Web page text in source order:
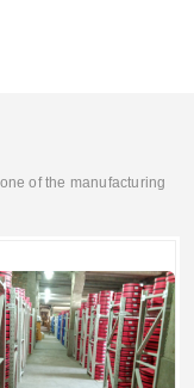
of the manufacturing